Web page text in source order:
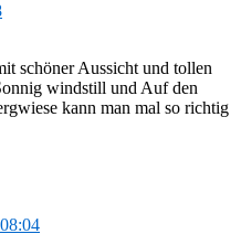
schöner Aussicht und tollen
windstill und Auf den
kann man mal so richtig